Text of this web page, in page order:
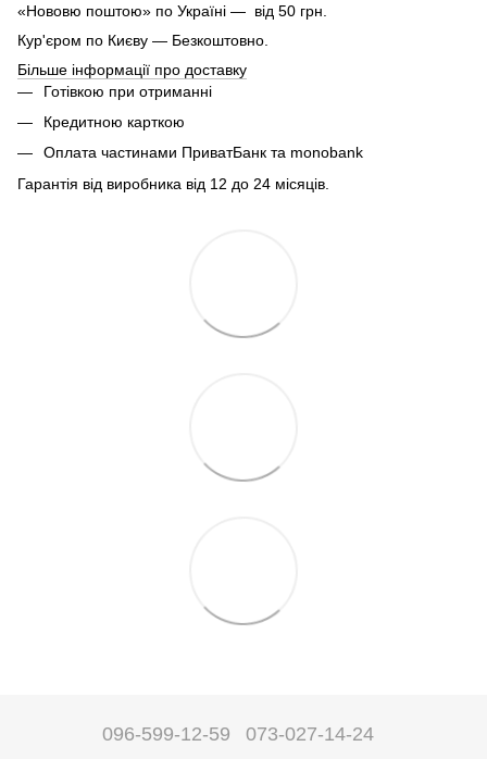
«Нововю поштою» по Україні — від 50 грн.
Кур'єром по Києву — Безкоштовно.
Більше інформації про доставку
Готівкою при отриманні
Кредитною карткою
Оплата частинами ПриватБанк та monobank
Гарантія від виробника від 12 до 24 місяців.
096-599-12-59 073-027-14-24